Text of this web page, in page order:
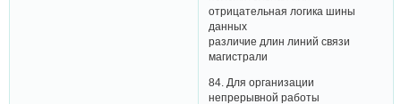
отрицательная логика шины
данных
различие длин линий связи
магистрали
84. Для организации
непрерывной работы